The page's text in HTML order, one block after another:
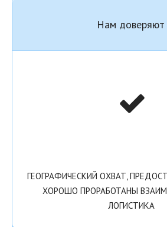
Нам доверяют
ГЕОГРАФИЧЕСКИЙ ОХВАТ,
ХОРОШО ПРОРАБОТАНЫ
ЛОГИСТИКА